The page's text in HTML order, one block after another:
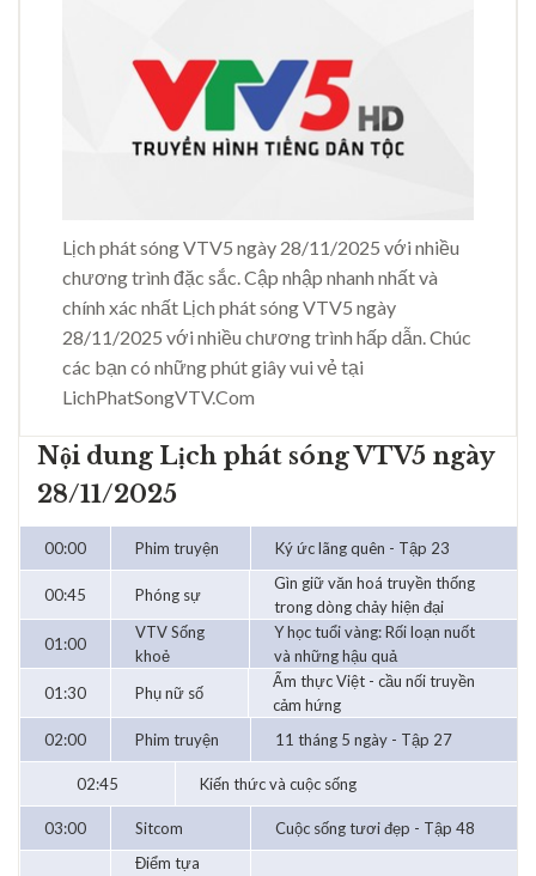
Lịch phát sóng VTV5 ngày 28/11/2025 với nhiều
chương trình đặc sắc. Cập nhập nhanh nhất và
chính xác nhất Lịch phát sóng VTV5 ngày
28/11/2025 với nhiều chương trình hấp dẫn. Chúc
các bạn có những phút giây vui vẻ tại
LichPhatSongVTV.Com
Nội dung Lịch phát sóng VTV5 ngày
28/11/2025
00:00 Phim truyện Ký ức lãng quên - Tập 23
00:45 Phóng sự
Gìn giữ văn hoá truyền thống
trong dòng chảy hiện đại
01:00
VTV Sống
khoẻ
Y học tuổi vàng: Rối loạn nuốt
và những hậu quả
01:30
Phụ nữ số
Ẩm thực Việt - cầu nối truyền
cảm hứng
02:00
Phim truyện 11 tháng 5 ngày - Tập 27
02:45 Kiến thức và cuộc sống
03:00 Sitcom Cuộc sống tươi đẹp - Tập 48
Điểm tựa